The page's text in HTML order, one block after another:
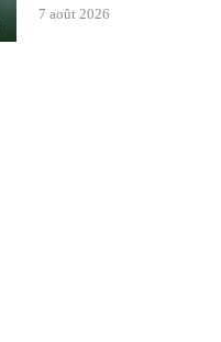
7 août 2026